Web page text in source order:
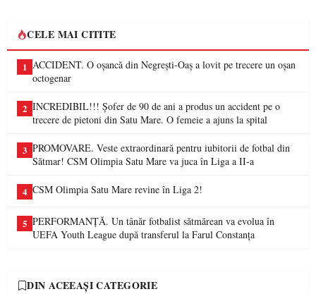
CELE MAI CITITE
1 ACCIDENT. O oșancă din Negrești-Oaș a lovit pe trecere un oșan
octogenar
2 INCREDIBIL!!! Șofer de 90 de ani a produs un accident pe o
trecere de pietoni din Satu Mare. O femeie a ajuns la spital
3 PROMOVARE. Veste extraordinară pentru iubitorii de fotbal din
Sătmar! CSM Olimpia Satu Mare va juca în Liga a II-a
4 CSM Olimpia Satu Mare revine în Liga 2!
5 PERFORMANȚĂ. Un tânăr fotbalist sătmărean va evolua în
UEFA Youth League după transferul la Farul Constanța
DIN ACEEAȘI CATEGORIE